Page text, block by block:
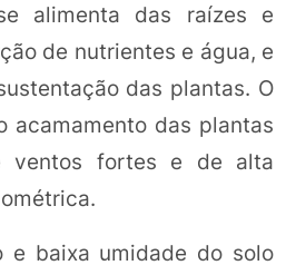
alimenta das raízes e
de nutrientes e água, e
das plantas. O
acamamento das plantas
ventos fortes e de alta
e baixa umidade do solo